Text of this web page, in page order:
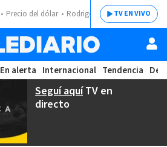
Precio del dólar Rodrigo ChavesTV EN VIVO
En alerta Internacional Tendencia
Seguí aquíTV en
directo